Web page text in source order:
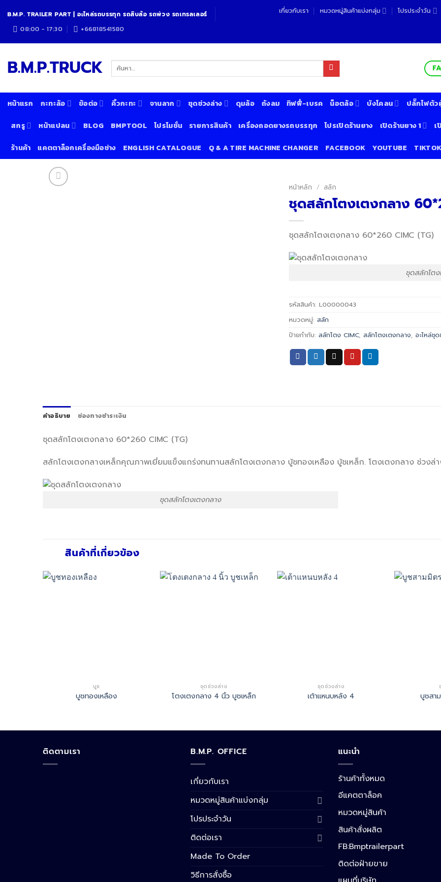
to
content
B.M.P. TRAILER PART | อะไหล่รถบรรทุก รถสิบล้อ รถพ่วง รถเทรลเลอร์
08:00 - 17:30 +66818541580
เกี่ยวกับเรา หมวดหมู่สินค้าแบ่งกลุ่ม โปรประจำวัน
B.M.P.TRUCK ค้นหา:
หน้าแรก กะทะล้อ ข้อต่อ คิ้วกะทะ จานลาก ชุดช่วงล่าง ดุมล้อ ถังลม ทิฟฟี่-เบรค น็อตล้อ บังโคลน ปลั๊กไฟตัว
สกรู หน้าแปลน BLOG BMPTOOL โปรโมชั่น รายการสินค้า เครื่องถอดยางรถบรรทุก โปรเปิดร้านยาง เปิดร้านยาง 1 เ
ร้านค้า แคตตาล็อกเครื่องมือช่าง ENGLISH CATALOGUE Q & A TIRE MACHINE CHANGER FACEBOOK YOUTUBE TIKTOK
หน้าหลัก / สลัก
ชุดสลักโตงเตงกลาง
ชุดสลักโตงเตงกลาง 60*260 CIMC (TG)
ชุดสลักโต
รหัสสินค้า: L00000043
หมวดหมู่: สลัก
ป้ายกำกับ: สลักโตง CIMC, สลักโตงเตงกลาง, อะไหล่ชุ
คำอธิบาย ช่องทางชำระเงิน
ชุดสลักโตงเตงกลาง 60*260 CIMC (TG)
สลักโตงเตงกลางเหล็กคุณภาพเยี่ยมแข็งแกร่งทนทานสลักโตงเตงกลาง บู้ชทองเหลือง บู้ชเหล็ก. โตงเตงกลาง ช่วงล่า
ชุดสลักโตงเตงกลาง
สินค้าที่เกี่ยวข้อง
บูช
บูชทองเหลือง
ชุดช่วงล่าง
โตงเตงกลาง 4 นิ้ว บูชเหล็ก
ชุดช่วงล่าง
เต้าแหนบหลัง 4 บูชสา
ติดตามเรา B.M.P. OFFICE
เกี่ยวกับเรา
หมวดหมู่สินค้าแบ่งกลุ่ม
โปรประจำวัน
ติดต่อเรา
Made To Order
วิธีการสั่งซื้อ
แนะนำ
ร้านค้าทั้งหมด
อีแคตตาล็อค
หมวดหมู่สินค้า
สินค้าสั่งผลิต
FB:Bmptrailerpart
ติดต่อฝ่ายขาย